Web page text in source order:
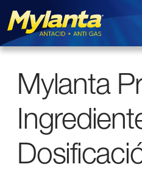
Skip to main content
Mylanta